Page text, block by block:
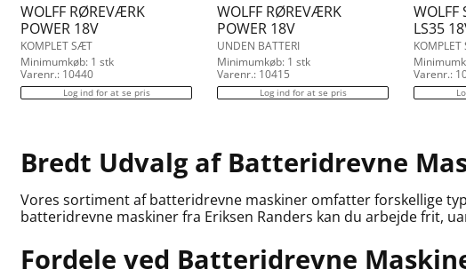
WOLFF RØREVÆRK
POWER 18V
KOMPLET SÆT
Minimumkøb: 1 stk
Varenr.: 10440
Log ind for at se pris
WOLFF RØREVÆRK
POWER 18V
UNDEN BATTERI
Minimumkøb: 1 stk
Varenr.: 10415
Log ind for at se pris
WOLFF
LS35
Varenr.:
Bredt Udvalg af Batteridrevne
Vores sortiment af batteridrevne maskiner omfatter forskellige
batteridrevne maskiner fra Eriksen Randers kan du arbejde frit,
Fordele ved Batteridrevne